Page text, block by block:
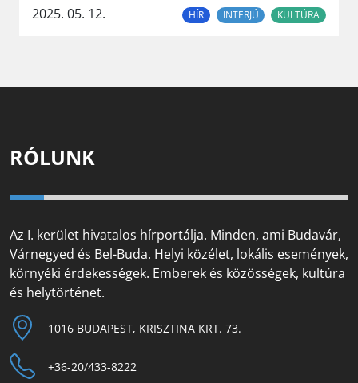
2025. 05. 12. HÍR INTERJÚ KULTÚRA
RÓLUNK
Az I. kerület hivatalos hírportálja. Minden, ami Budavár,
Várnegyed és Bel-Buda. Helyi közélet, lokális események,
környéki érdekességek. Emberek és közösségek, kultúra
és helytörténet.
1016 BUDAPEST, KRISZTINA KRT. 73.
+36-20/433-8222